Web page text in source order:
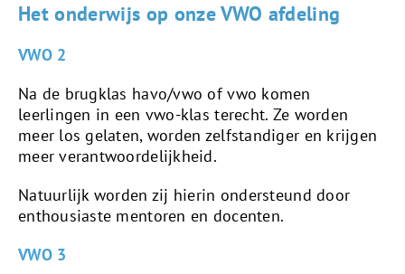
Het onderwijs op onze VWO afdeling
VWO 2
Na de brugklas havo/vwo of vwo komen
leerlingen in een vwo-klas terecht. Ze worden
meer los gelaten, worden zelfstandiger en krijgen
meer verantwoordelijkheid.
Natuurlijk worden zij hierin ondersteund door
enthousiaste mentoren en docenten.
VWO 3